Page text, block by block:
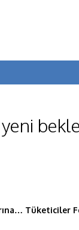
Tüketiciler